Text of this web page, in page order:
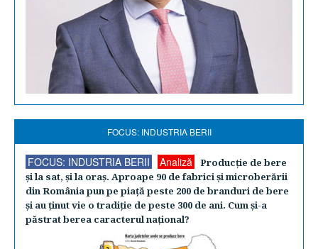
FOCUS: INDUSTRIA BERII
FOCUS: INDUSTRIA BERII Analiză
Producţie de bere
şi la sat, şi la oraş. Aproape 90 de fabrici şi microberării
din România pun pe piaţă peste 200 de branduri de bere
şi au ţinut vie o tradiţie de peste 300 de ani. Cum şi-a
păstrat berea caracterul naţional?